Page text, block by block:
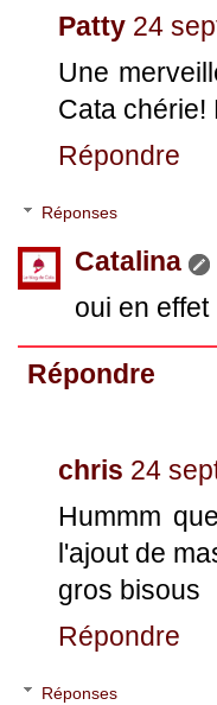
Patty 24
Une
Cata chérie!
Répondre
Réponses
Catalina
oui en
Répondre
chris 24
Hummm
l'ajout de
gros bisous
Répondre
Réponses